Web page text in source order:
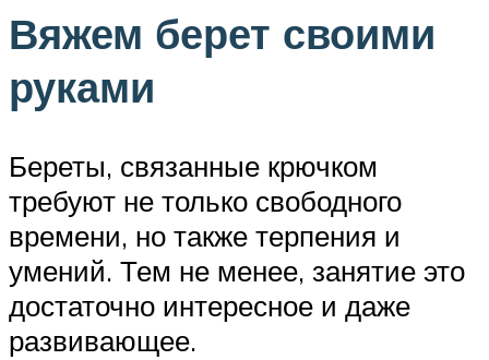
Вяжем берет своими
руками
Береты, связанные крючком
требуют не только свободного
времени, но также терпения и
умений. Тем не менее, занятие это
достаточно интересное и даже
развивающее.